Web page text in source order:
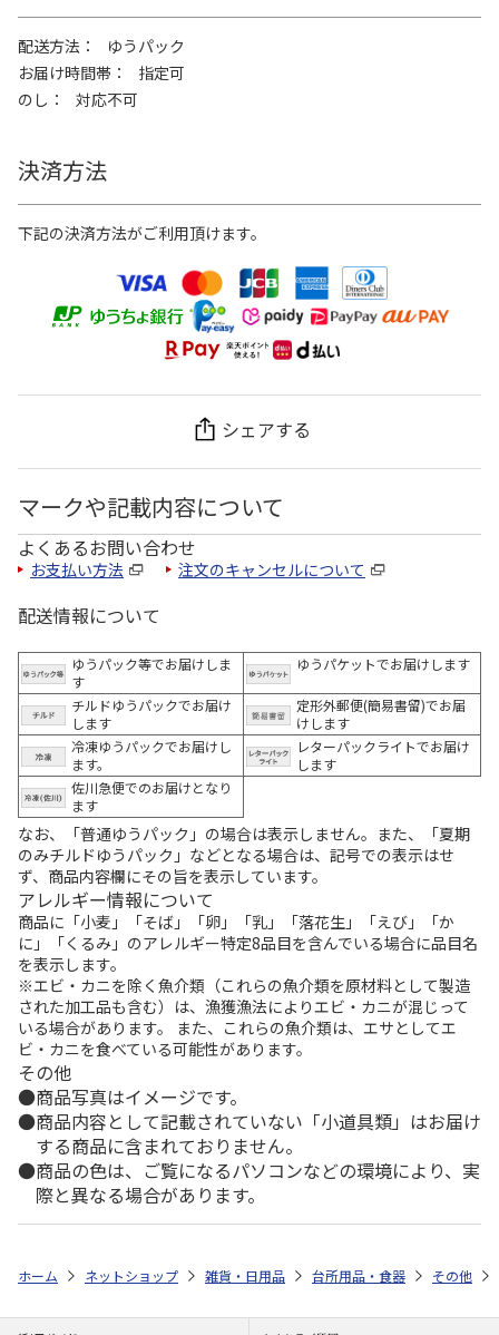
配送方法
ゆうパック
お届け時間帯
指定可
のし
対応不可
決済方法
下記の決済方法がご利用頂けます。
シェアする
マークや記載内容について
よくあるお問い合わせ
お支払い方法 注文のキャンセルについて
配送情報について
ゆうパック等でお届けしま
す
ゆうパケットでお届けします
チルドゆうパックでお届け
します
定形外郵便(簡易書留)でお届
けします
冷凍ゆうパックでお届けし
ます。
レターパックライトでお届け
します
佐川急便でのお届けとなり
ます
なお、「普通ゆうパック」の場合は表示しません。また、「夏期
のみチルドゆうパック」などとなる場合は、記号での表示はせ
ず、商品内容欄にその旨を表示しています。
アレルギー情報について
商品に「小麦」「そば」「卵」「乳」「落花生」「えび」「か
に」「くるみ」のアレルギー特定8品目を含んでいる場合に品目名
を表示します。
※エビ・カニを除く魚介類（これらの魚介類を原材料として製造
された加工品も含む）は、漁獲漁法によりエビ・カニが混じって
いる場合があります。 また、これらの魚介類は、エサとしてエ
ビ・カニを食べている可能性があります。
その他
商品写真はイメージです。
商品内容として記載されていない「小道具類」はお届け
する商品に含まれておりません。
商品の色は、ご覧になるパソコンなどの環境により、実
際と異なる場合があります。
ホーム ネットショップ 雑貨・日用品 台所用品・食器 その他